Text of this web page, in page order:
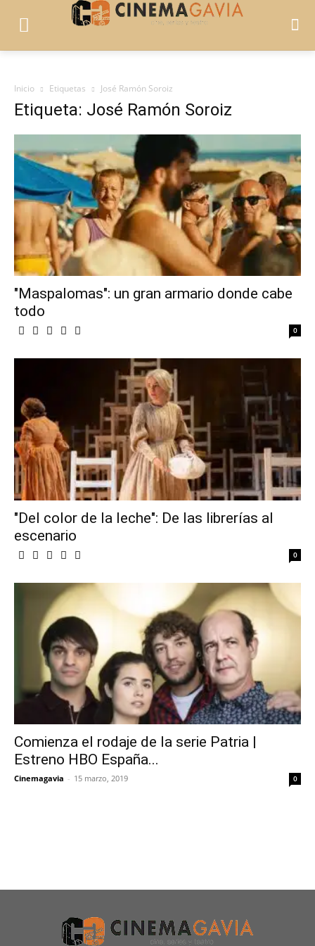
Inicio Etiquetas José Ramón Soroiz
Etiqueta: José Ramón Soroiz
"Maspalomas": un gran armario donde cabe
todo
0
"Del color de la leche": De las librerías al
escenario
0
Comienza el rodaje de la serie Patria |
Estreno HBO España...
Cinemagavia - 15 marzo, 2019 0